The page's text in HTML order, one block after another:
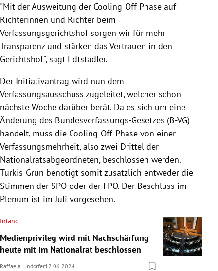
"Mit der Ausweitung der Cooling-Off Phase auf
Richterinnen und Richter beim
Verfassungsgerichtshof sorgen wir für mehr
Transparenz und stärken das Vertrauen in den
Gerichtshof", sagt Edtstadler.
Der Initiativantrag wird nun dem
Verfassungsausschuss zugeleitet, welcher schon
nächste Woche darüber berät. Da es sich um eine
Änderung des Bundesverfassungs-Gesetzes (B-VG)
handelt, muss die Cooling-Off-Phase von einer
Verfassungsmehrheit, also zwei Drittel der
Nationalratsabgeordneten, beschlossen werden.
Türkis-Grün benötigt somit zusätzlich entweder die
Stimmen der SPÖ oder der FPÖ. Der Beschluss im
Plenum ist im Juli vorgesehen.
Inland
Medienprivileg wird mit Nachschärfung
heute mit im Nationalrat beschlossen
Raffaela Lindorfer12.06.2024